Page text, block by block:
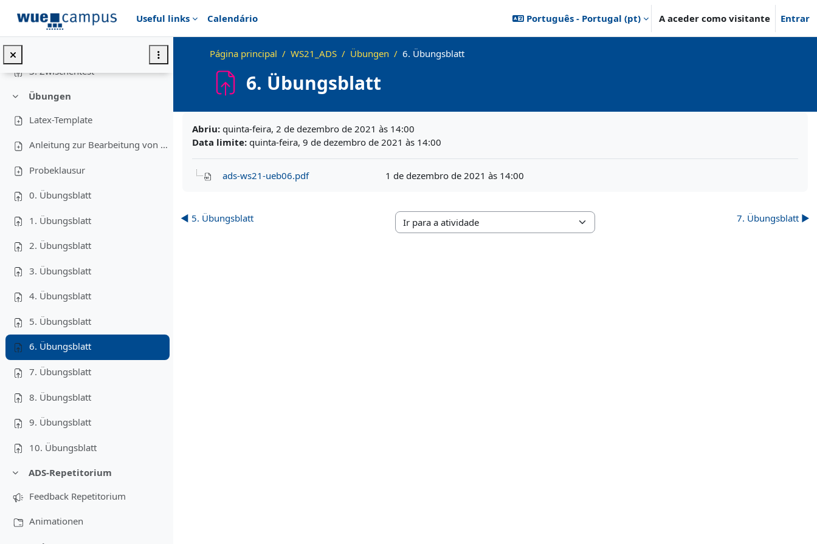
Useful links
Calendário Português - Portugal ‎(pt)‎ A aceder como visitante Entrar
1. Zwischentest
3. Zwischentest
Contrair
Übungen
Latex-Template
Anleitung zur Bearbeitung von Programmieraufgaben
Probeklausur
0. Übungsblatt
1. Übungsblatt
2. Übungsblatt
3. Übungsblatt
4. Übungsblatt
5. Übungsblatt
6. Übungsblatt
7. Übungsblatt
8. Übungsblatt
9. Übungsblatt
10. Übungsblatt
Contrair
ADS-Repetitorium
Feedback Repetitorium
Animationen
Página principal WS21_ADS Übungen 6. Übungsblatt
6. Übungsblatt
Abriu: quinta-feira, 2 de dezembro de 2021 às 14:00
Data limite: quinta-feira, 9 de dezembro de 2021 às 14:00
ads-ws21-ueb06.pdf 1 de dezembro de 2021 às 14:00
◀︎ 5. Übungsblatt
Ir para a atividade
7. Übungsblatt ▶︎